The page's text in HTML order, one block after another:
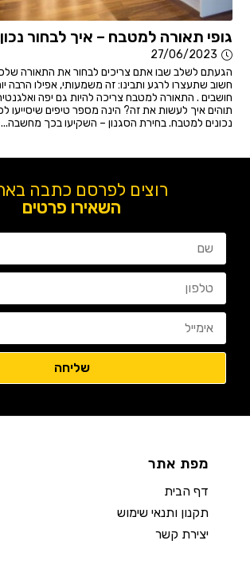
גופי תאורה למטבח – איך לבחור
27/06/2023
הגעתם לשלב שבו אתם צריכים לבחור את התאורה
חשוב שתעצרו לרגע ותבינו: זה משמעותי, אפילו
חושבים . התאורה למטבח צריכה להיות גם יפה
תוהים איך לעשות את זה? הינה מספר טיפים שיסייעו
נכונים למטבח. בחירת הסגנון – השקיעו בכך מחשבה...
רוצים לפרסם כתבה
השאירו פרטים
מפת אתר
דף הבית
תקנון ותנאי שימוש
יצירת קשר